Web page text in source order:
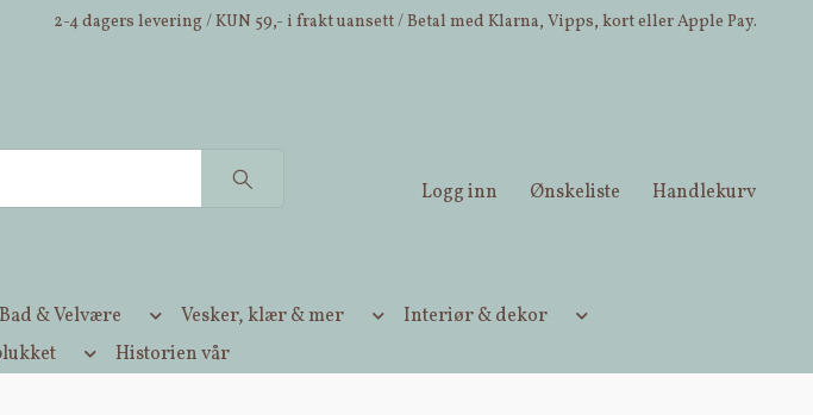
2-4 dagers levering / KUN 59,- i frakt uansett / Betal med Klarna, Vipps, kort eller Apple Pay.
Logg inn Ønskeliste Handlekurv
Bad & Velvære Vesker, klær & mer
Interiør & dekor
Historien vår